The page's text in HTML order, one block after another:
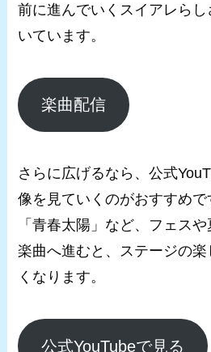
前に進んでいくスイアレら
いています。
楽曲配信
さらに広げるなら、公式
像を見ていくのがおすすめで
「青春太陽」など、フェス
楽曲へ進むと、ステージの
くなります。
公式YouTubeで見る